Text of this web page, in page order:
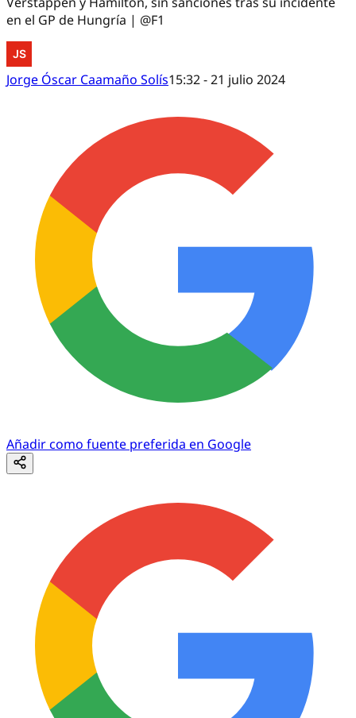
en el GP de Hungría | @F1
Jorge Óscar Caamaño Solís15:32 - 21 julio 2024
Añadir como fuente preferida en Google